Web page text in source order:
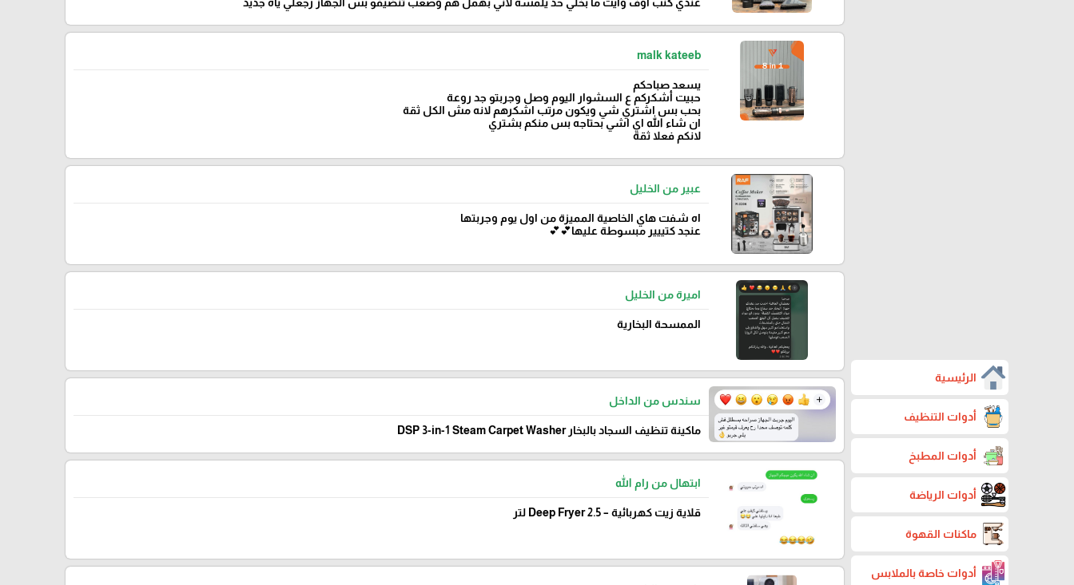
الرئيسية
أدوات التنظيف
أدوات المطبخ
أدوات الرياضة
ماكنات القهوة
أدوات خاصة بالملابس
عندي كنب اوف وايت ما بخلي حد يلمسه لاني بهمل هم وصعب تنضيفو بس الجهاز رجعلي ياه جديد
malk kateeb
يسعد صباحكم
حبيت أشكركم ع السشوار اليوم وصل وجربتو جد روعة
بحب بس اشتري شي ويكون مرتب اشكرهم لانه مش الكل ثقة
ان شاء الله اي اشي بحتاجه بس منكم بشتري
لانكم فعلا ثقة
عبير من الخليل
اه شفت هاي الخاصية المميزة من اول يوم وجربتها
عنجد كتييير مبسوطة عليها💕💕
اميرة من الخليل
الممسحة البخارية
سندس من الداخل
ماكينة تنظيف السجاد بالبخار DSP 3-in-1 Steam Carpet Washer
ابتهال من رام الله
قلاية زيت كهربائية – Deep Fryer 2.5 لتر